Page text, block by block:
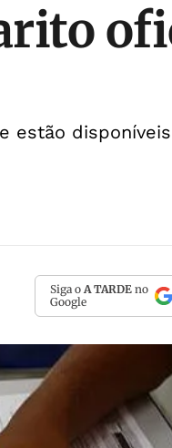
estão
Siga o A TARDE no
Google